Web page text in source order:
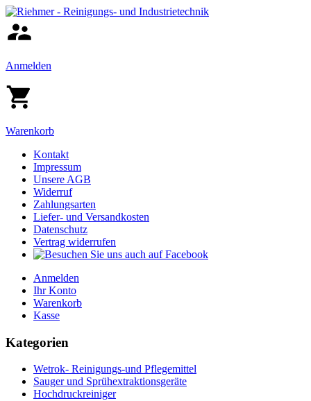
Anmelden
Warenkorb
Kontakt
Impressum
Unsere AGB
Widerruf
Zahlungsarten
Liefer- und Versandkosten
Datenschutz
Vertrag widerrufen
Anmelden
Ihr Konto
Warenkorb
Kasse
Kategorien
Wetrok- Reinigungs-und Pflegemittel
Sauger und Sprühextraktionsgeräte
Hochdruckreiniger